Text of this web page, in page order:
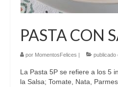
PASTA CON
por MomentosFelices publicado
La Pasta 5P se refiere a los 5
la Salsa; Tomate, Nata,